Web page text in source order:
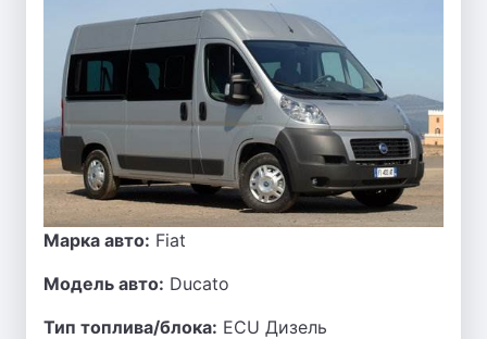
Марка авто: Fiat
Модель авто: Ducato
Тип топлива/блока: ECU Дизель